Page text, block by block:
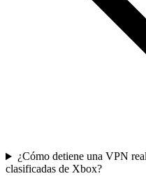
¿Cómo detiene una VPN
clasificadas de Xbox?